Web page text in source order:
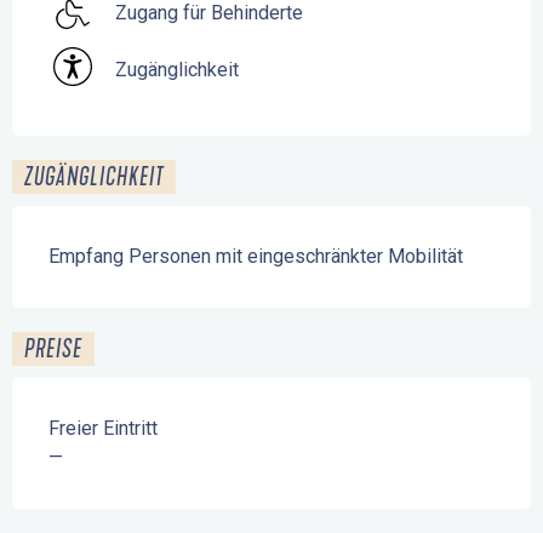
Zugang für Behinderte
Zugänglichkeit
ZUGÄNGLICHKEIT
Empfang Personen mit eingeschränkter Mobilität
PREISE
Freier Eintritt
—